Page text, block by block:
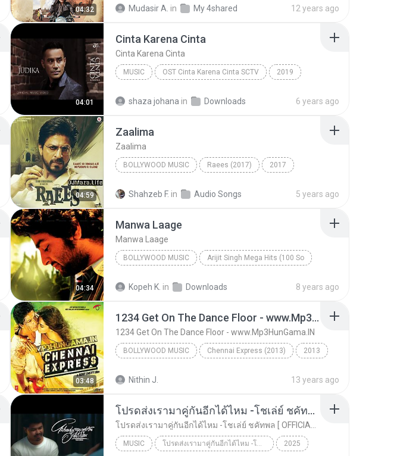
04:32 Mudasir A. in My 4shared 12 years ago
04:01
Cinta Karena Cinta
Cinta Karena Cinta
MUSIC OST Cinta Karena Cinta SCTV 2019
shaza johana in Downloads 6 years ago
04:59
Zaalima
Zaalima
BOLLYWOOD MUSIC Raees (2017) 2017
Shahzeb F. in Audio Songs 5 years ago
04:34
Manwa Laage
Manwa Laage
BOLLYWOOD MUSIC Arijit Singh Mega Hits (100 So
Kopeh K. in Downloads 8 years ago
03:48
1234 Get On The Dance Floor - www.Mp3HunGama.IN
1234 Get On The Dance Floor - www.Mp3HunGama.IN
BOLLYWOOD MUSIC Chennai Express (2013) 2013
Nithin J. 13 years ago
โปรดส่งเรามาคู่กันอีกได้ไหม -โชเล่ย์ ชคัทพล [ OFFICIAL MV ]
MUSIC โปรดส่งเรามาคู่กันอีกได้ไหม -โชเล่ย์ ชคัทพล [ OFFICIAL MV ] 2025